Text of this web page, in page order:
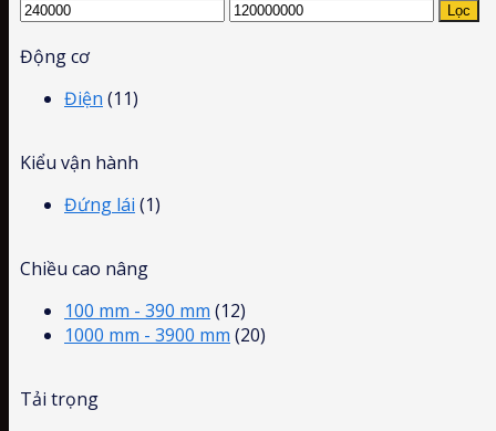
Lọc
Động cơ
Điện (11)
Kiểu vận hành
Đứng lái (1)
Chiều cao nâng
100 mm - 390 mm (12)
1000 mm - 3900 mm (20)
Tải trọng